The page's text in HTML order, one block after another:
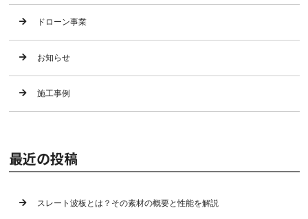
ドローン事業
お知らせ
施工事例
最近の投稿
スレート波板とは？その素材の概要と性能を解説